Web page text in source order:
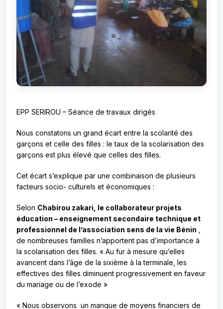
EPP SERIROU – Séance de travaux dirigés
Nous constatons un grand écart entre la scolarité des
garçons et celle des filles : le taux de la scolarisation des
garçons est plus élevé que celles des filles.
Cet écart s’explique par une combinaison de plusieurs
facteurs socio- culturels et économiques :
Selon Chabirou zakari, le collaborateur projets
éducation – enseignement secondaire technique et
professionnel de l’association sens de la vie Bénin
de nombreuses familles n’apportent pas d’importance à
la scolarisation des filles. « Au fur à mesure qu’elles
avancent dans l’âge de la sixième à la terminale, les
effectives des filles diminuent progressivement en faveur
du mariage ou de l’exode »
« Nous observons un manque de moyens financiers de